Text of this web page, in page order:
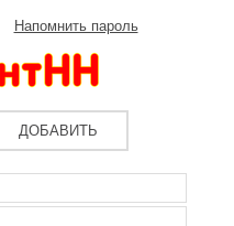
Напомнить пароль
ДОБАВИТЬ